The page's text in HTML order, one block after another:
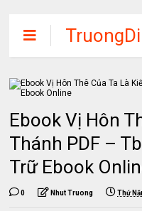
Chia sẽ
các
phần
tập miễn
Ebook Vị Hôn
Thánh PDF –
Trữ Ebook
0 Nhut Truong Thứ